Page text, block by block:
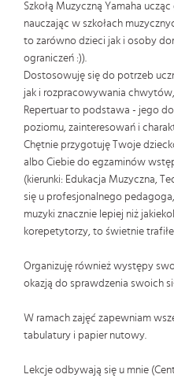
Szkołą Muzyczną Yamaha
nauczając w szkołach
to zarówno dzieci jak i osoby
ograniczeń :)).
Dostosowuję się do potrzeb
jak i rozpracowywania
Repertuar to podstawa - jego
poziomu, zainteresowań i
Chętnie przygotuję Twoje
albo Ciebie do egzaminów
(kierunki: Edukacja Muzyczna,
się u profesjonalnego
muzyki znacznie lepiej niż
korepetytorzy, to świetnie
Organizuję również występy
okazją do sprawdzenia swoich
W ramach zajęć zapewniam
tabulatury i papier nutowy.
Lekcje odbywają się u mnie